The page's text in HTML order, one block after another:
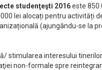
studenţeşti 2016este
lei alocați pentru activități
(ajungându-se la
stimularea interesului
non-formale spre